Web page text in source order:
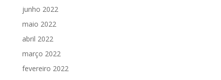
junho 2022
maio 2022
abril 2022
março 2022
fevereiro 2022